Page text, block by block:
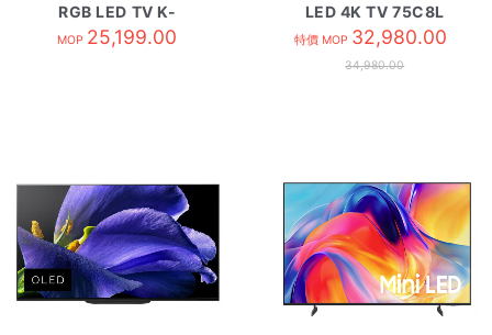
RGB LED TV K-
65XR70M2
MOP 25,199.00
LED 4K TV 75C8L
特價 MOP 32,980.00
34,980.00